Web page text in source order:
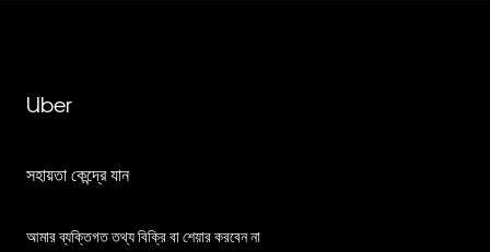
Uber
সহায়তা কেন্দ্রে যান
আমার ব্যক্তিগত তথ্য বিক্রি বা শেয়ার করবেন না